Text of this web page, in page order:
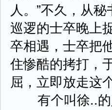
人。”不久，从
巡逻的士卒晚上
卒相遇，士卒把
住惨酷的拷打，
屈，立即放走这
有个叫徐..的